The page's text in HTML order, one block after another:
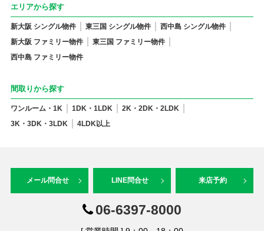
エリアから探す
新大阪 シングル物件 東三国 シングル物件
西中島 シングル物件
新大阪 ファミリー物件
東三国 ファミリー物件
西中島 ファミリー物件
間取りから探す
ワンルーム・1K 1DK・1LDK
2K・2DK・2LDK
3K・3DK・3LDK
4LDK以上
メール問合せ LINE問合せ 来店予約
06-6397-8000